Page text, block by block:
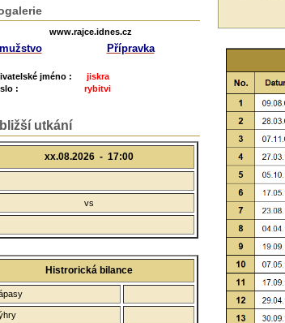
www.rajce.idnes.cz
Přípravka
jméno : jiskra
: rybitvi
utkání
xx.08.2026 - 17:00
vs
Histrorická bilance